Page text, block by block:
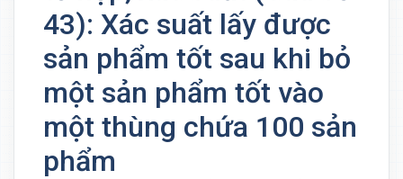
43): Xác suất lấy được
sản phẩm tốt sau khi bỏ
một sản phẩm tốt vào
một thùng chứa 100 sản
phẩm